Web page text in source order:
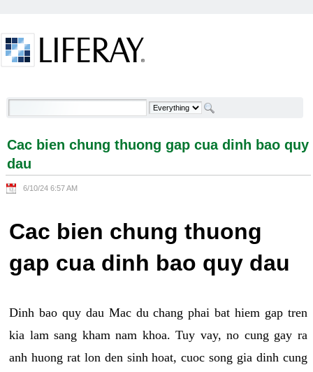
Cac bien chung thuong gap cua dinh bao quy dau -
Cac bien chung thuong gap cua dinh bao quy
dau
6/10/24 6:57 AM
Cac bien chung thuong
gap cua dinh bao quy dau
Dinh bao quy dau Mac du chang phai bat hiem gap tren
kia lam sang kham nam khoa. Tuy vay, no cung gay ra
anh huong rat lon den sinh hoat, cuoc song gia dinh cung